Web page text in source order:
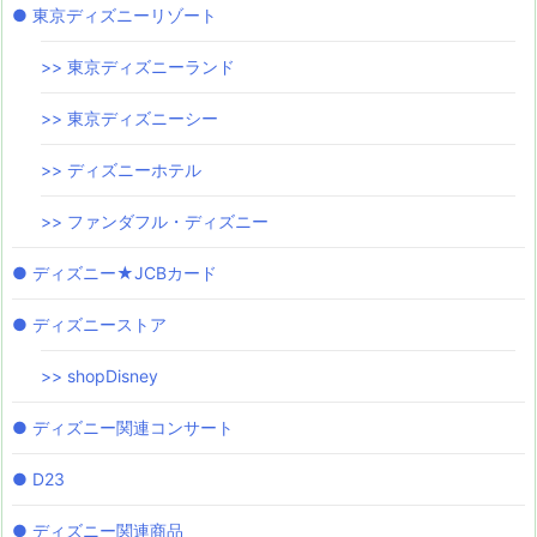
● 東京ディズニーリゾート
>> 東京ディズニーランド
>> 東京ディズニーシー
>> ディズニーホテル
>> ファンダフル・ディズニー
● ディズニー★JCBカード
● ディズニーストア
>> shopDisney
● ディズニー関連コンサート
● D23
● ディズニー関連商品